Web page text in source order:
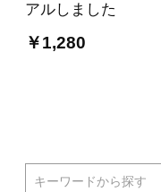
アルしました
￥1,280
キーワードから探す